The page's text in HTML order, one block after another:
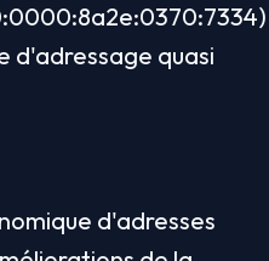
d'adressage quasi
d'adresses